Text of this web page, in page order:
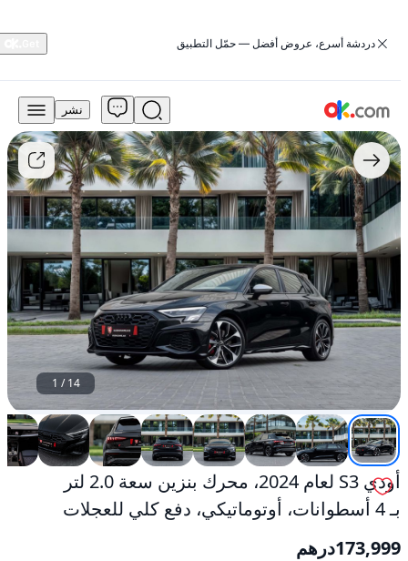
‏دردشة أسرع، عروض أفضل — حمّل التطبيق
173,999
درهم
للبيع
أودي
S3
لعام
2024،
محرك
بنزين
سعة
2.0
لتر
أوتوماتيكي،
دفع
كلي
للعجلات
مستعمل
نشر
1 /14
أودي S3 لعام 2024، محرك بنزين سعة 2.0 لتر
بـ 4 أسطوانات، أوتوماتيكي، دفع كلي للعجلات
173,999درهم